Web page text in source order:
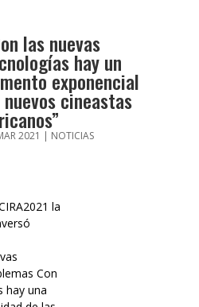
las nuevas
hay un
exponencial
nuevos cineastas
2021 | NOTICIAS
la
Con
hay una